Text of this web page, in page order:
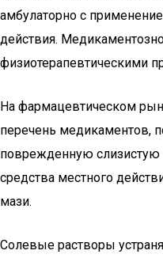
амбулаторно с
действия.
физиотерапевтическими
На фармацевтическом
перечень медикаментов,
поврежденную слизистую
средства местного
мази.
Солевые растворы